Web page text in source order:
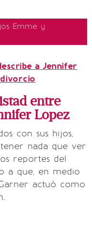
Emme y
a Jennifer
entre
Lopez
con sus hijos,
nada que ver
reportes del
a que, en medio
actuó como